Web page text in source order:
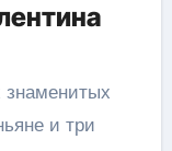
знаменитых
и три